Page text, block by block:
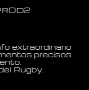
extraordinario
precisos.
Rugby.